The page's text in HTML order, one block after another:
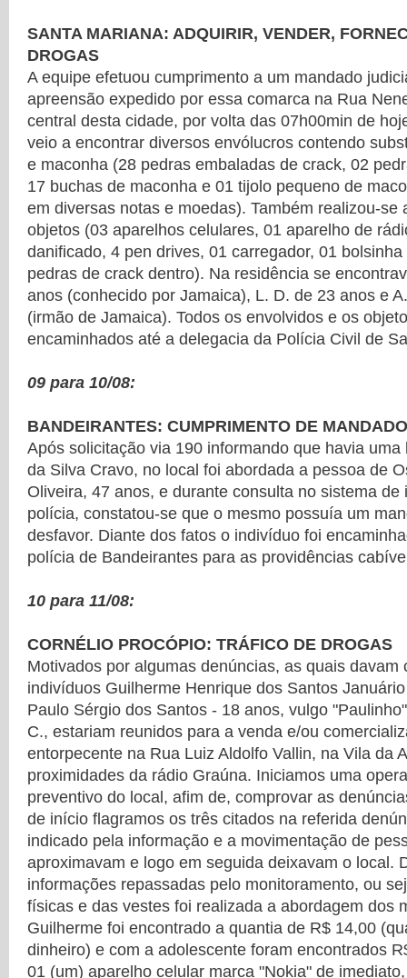
SANTA MARIANA: ADQUIRIR, VENDER,
DROGAS
A equipe efetuou cumprimento a um mandado
apreensão expedido por essa comarca na Rua
central desta cidade, por volta das 07h00min de
veio a encontrar diversos envólucros contendo
e maconha (28 pedras embaladas de crack, 02
17 buchas de maconha e 01 tijolo pequeno de
em diversas notas e moedas). Também realizou-se
objetos (03 aparelhos celulares, 01 aparelho de
danificado, 4 pen drives, 01 carregador, 01
pedras de crack dentro). Na residência se
anos (conhecido por Jamaica), L. D. de 23 anos e
(irmão de Jamaica). Todos os envolvidos e os
encaminhados até a delegacia da Polícia Civil de
09 para 10/08:
BANDEIRANTES: CUMPRIMENTO DE
Após solicitação via 190 informando que havia uma
da Silva Cravo, no local foi abordada a pessoa de
Oliveira, 47 anos, e durante consulta no sistema de
polícia, constatou-se que o mesmo possuía um
desfavor. Diante dos fatos o indivíduo foi
polícia de Bandeirantes para as providências
10 para 11/08:
CORNÉLIO PROCÓPIO: TRÁFICO DE DROGAS
Motivados por algumas denúncias, as quais davam
indivíduos Guilherme Henrique dos Santos
Paulo Sérgio dos Santos - 18 anos, vulgo
C., estariam reunidos para a venda e/ou
entorpecente na Rua Luiz Aldolfo Vallin, na Vila da
proximidades da rádio Graúna. Iniciamos uma
preventivo do local, afim de, comprovar as
de início flagramos os três citados na referida
indicado pela informação e a movimentação de
aproximavam e logo em seguida deixavam o local.
informações repassadas pelo monitoramento, ou
físicas e das vestes foi realizada a abordagem dos
Guilherme foi encontrado a quantia de R$ 14,00
dinheiro) e com a adolescente foram encontrados
01 (um) aparelho celular marca "Nokia" de